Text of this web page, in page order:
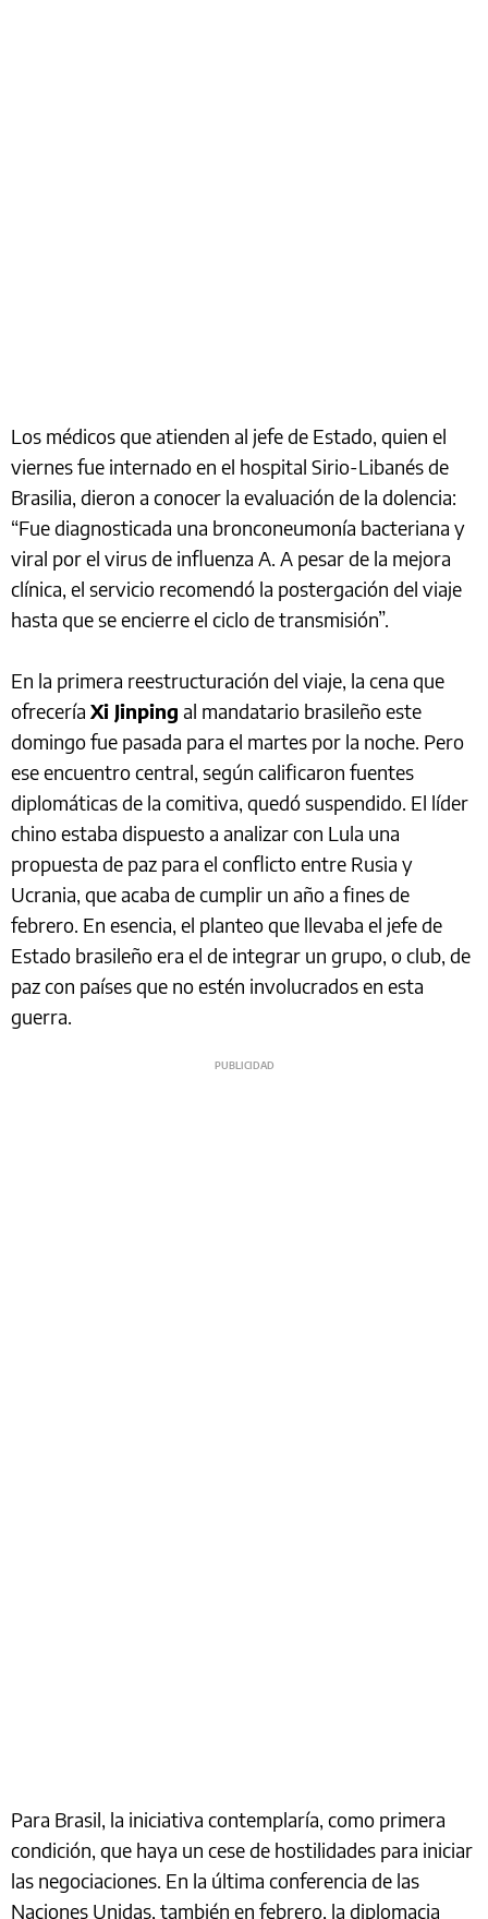
Los médicos que atienden al jefe de Estado, quien el
viernes fue internado en el hospital Sirio-Libanés de
Brasilia, dieron a conocer la evaluación de la dolencia:
“Fue diagnosticada una bronconeumonía bacteriana y
viral por el virus de influenza A. A pesar de la mejora
clínica, el servicio recomendó la postergación del viaje
hasta que se encierre el ciclo de transmisión”.
En la primera reestructuración del viaje, la cena que
ofrecería Xi Jinping al mandatario brasileño este
domingo fue pasada para el martes por la noche. Pero
ese encuentro central, según calificaron fuentes
diplomáticas de la comitiva, quedó suspendido. El líder
chino estaba dispuesto a analizar con Lula una
propuesta de paz para el conflicto entre Rusia y
Ucrania, que acaba de cumplir un año a fines de
febrero. En esencia, el planteo que llevaba el jefe de
Estado brasileño era el de integrar un grupo, o club, de
paz con países que no estén involucrados en esta
guerra.
Para Brasil, la iniciativa contemplaría, como primera
condición, que haya un cese de hostilidades para iniciar
las negociaciones. En la última conferencia de las
Naciones Unidas, también en febrero, la diplomacia